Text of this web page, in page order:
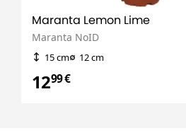
Maranta Lemon Lime
Maranta NoID
15 cm 12 cm
1299 €